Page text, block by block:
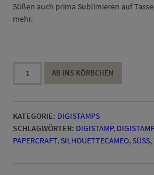
Süßen auch prima Sublimieren auf
mehr.
Menge
AB INS KÖRBCHEN
KATEGORIE: DIGISTAMPS
SCHLAGWÖRTER: DIGISTAMP,
PAPERCRAFT, SILHOUETTECAMEO, SÜSS ,